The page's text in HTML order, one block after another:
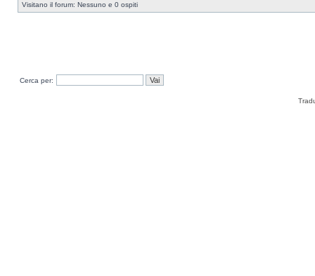
Visitano il forum: Nessuno e 0 ospiti
Cerca per: